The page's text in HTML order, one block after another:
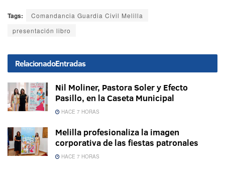
Tags:
Comandancia Guardia Civil Melilla
presentación libro
RelacionadoEntradas
Nil Moliner, Pastora Soler y Efecto
Pasillo, en la Caseta Municipal
HACE 7 HORAS
Melilla profesionaliza la imagen
corporativa de las fiestas patronales
HACE 7 HORAS